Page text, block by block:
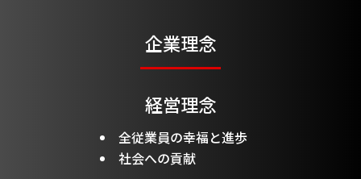
企業理念
経営理念
全従業員の幸福と進歩
社会への貢献